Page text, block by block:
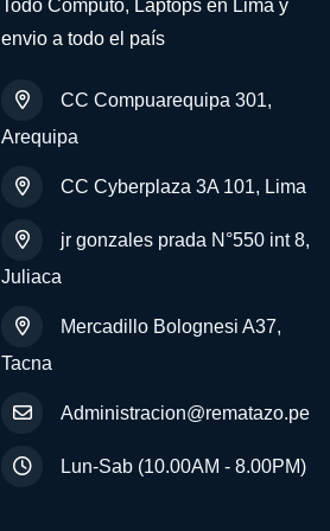
Todo Computo, Laptops en Lima y
envio a todo el país
CC Compuarequipa 301,
Arequipa
CC Cyberplaza 3A 101, Lima
jr gonzales prada N°550 int 8,
Juliaca
Mercadillo Bolognesi A37,
Tacna
Administracion@rematazo.pe
Lun-Sab (10.00AM - 8.00PM)